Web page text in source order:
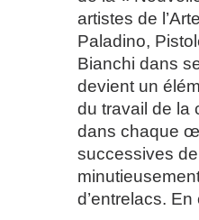
artistes de
Paladino,
Bianchi dans
devient un
du travail de la
dans chaque
successives
d’entrelacs.